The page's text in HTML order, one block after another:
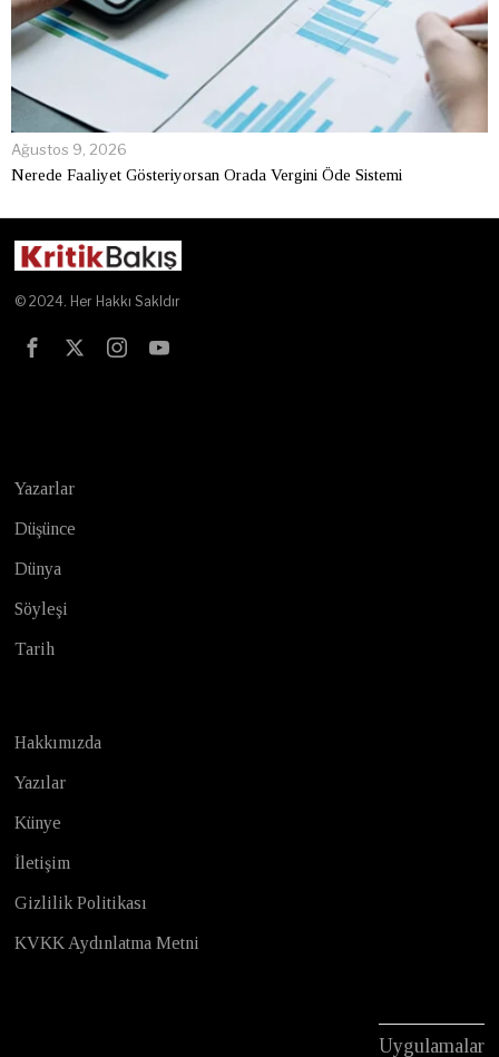
Ağustos 9, 2026
Nerede Faaliyet Gösteriyorsan Orada Vergini Öde Sistemi
© 2024. Her Hakkı Sakldır
Yazarlar
Düşünce
Dünya
Söyleşi
Tarih
Hakkımızda
Yazılar
Künye
İletişim
Gizlilik Politikası
KVKK Aydınlatma Metni
Uygulamalar